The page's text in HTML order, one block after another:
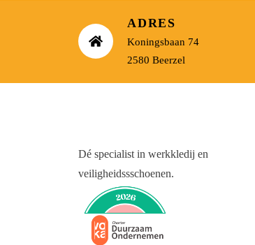
ADRES
Koningsbaan 74
2580 Beerzel
Dé specialist in werkkledij en
veiligheidssschoenen.